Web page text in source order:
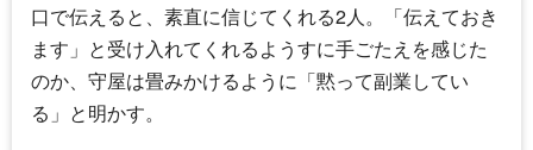
口で伝えると、素直に信じてくれる2人。「伝えておき
ます」と受け入れてくれるようすに手ごたえを感じた
のか、守屋は畳みかけるように「黙って副業してい
る」と明かす。